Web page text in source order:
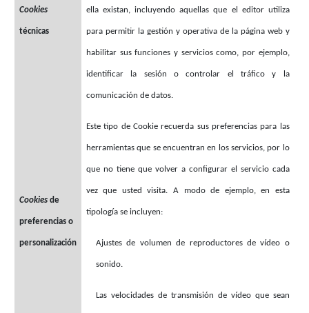
Cookies
técnicas
ella existan, incluyendo aquellas que el editor utiliza
para permitir la gestión y operativa de la página web y
habilitar sus funciones y servicios como, por ejemplo,
identificar la sesión o controlar el tráfico y la
comunicación de datos.
Cookies de
preferencias o
personalización
Este tipo de Cookie recuerda sus preferencias para las
herramientas que se encuentran en los servicios, por lo
que no tiene que volver a configurar el servicio cada
vez que usted visita. A modo de ejemplo, en esta
tipología se incluyen:
Ajustes de volumen de reproductores de vídeo o
sonido.
Las velocidades de transmisión de vídeo que sean